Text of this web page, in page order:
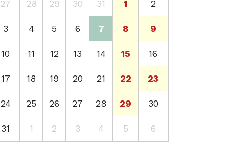
27 28 29 30 31 1 2
3 4 5 6 7 8 9
10 11 12 13 14 15 16
17 18 19 20 21 22 23
24 25 26 27 28 29 30
31 1 2 3 4 5 6